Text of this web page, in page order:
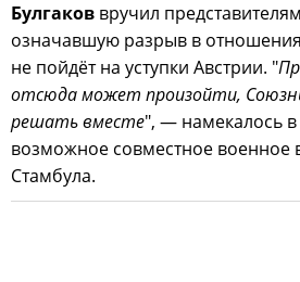
Булгаков вручил
означавшую разрыв в
не пойдёт на уступки Австрии. "
отсюда может произойти,
решать вместе", — намекалось
возможное совместное военное
Стамбула.